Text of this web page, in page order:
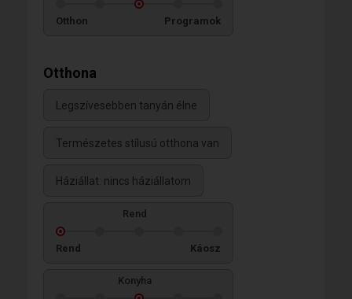
Otthon Programok
Otthona
Legszívesebben tanyán élne
Természetes stílusú otthona van
Háziállat: nincs háziállatom
Rend
Rend Káosz
Konyha